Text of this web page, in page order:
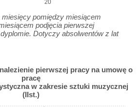
20
pomiędzy miesiącem
podjęcia pierwszej
Dotyczy absolwentów z lat
pierwszej pracy na umowę o
pracę
w zakresie sztuki muzycznej
(IIst.)